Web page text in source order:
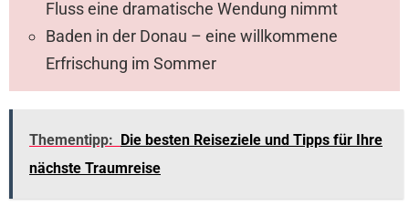
Fluss eine dramatische Wendung nimmt
Baden in der Donau – eine willkommene
Erfrischung im Sommer
Thementipp:
Die besten Reiseziele und Tipps für Ihre
nächste Traumreise